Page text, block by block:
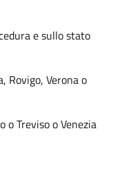
e sullo stato
Rovigo, Verona o
Treviso o Venezia